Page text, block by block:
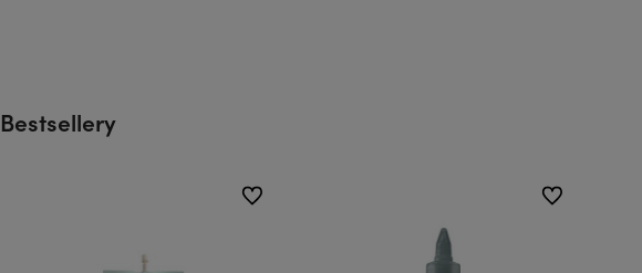
Bestsellery
do ulubionych do ulubionych